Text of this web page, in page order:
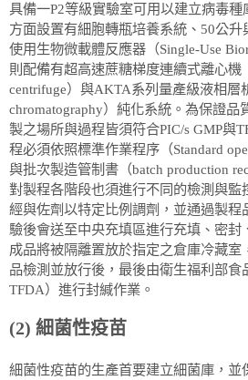
具備一P2等級實驗室可用以建立病毒
方面設置有細胞轉瓶培養系統、50公
使用生物微載體反應器（Single-Use
則配備有超高速蔗糖梯度連續式離心機
centrifuge）與AKTA系列量產級液相層
chromatography）純化系統。為保證品
製之場所與過程皆須符合PIC/s GMP與
程必須依照標準作業程序（Standard
與批次製造管制書（batch production
對製程各階段也須進行不同的檢測與監
經與佐劑以特定比例調劑，並通過製程
驗後會送至中央充填區進行充填、密封
成品將被隔離置放於指定之倉庫冷藏室
品檢測並放行後，最後由衛生福利部食
TFDA）進行封緘作業。
(2) 細菌性疫苗
細菌性疫苗的生產首要建立細菌庫，